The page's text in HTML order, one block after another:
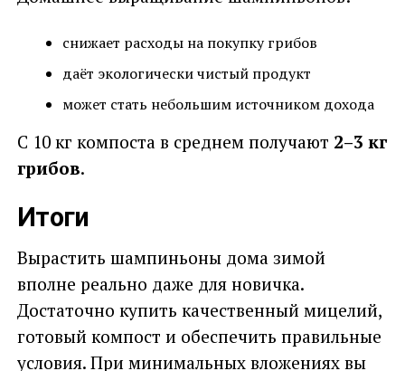
снижает расходы на покупку грибов
даёт экологически чистый продукт
может стать небольшим источником дохода
С 10 кг компоста в среднем получают 2–3 кг
грибов.
Итоги
Вырастить шампиньоны дома зимой
вполне реально даже для новичка.
Достаточно купить качественный мицелий,
готовый компост и обеспечить правильные
условия. При минимальных вложениях вы